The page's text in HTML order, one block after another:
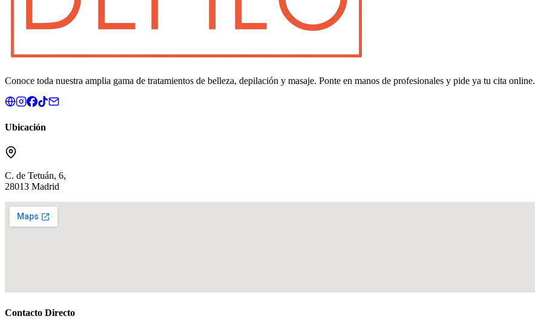
Conoce toda nuestra amplia gama de tratamientos de belleza, depilación y masaje. Ponte en manos de profesionales y pide ya tu cita online.
Ubicación
C. de Tetuán, 6,
28013 Madrid
Contacto Directo